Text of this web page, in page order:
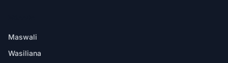
Maswali
Wasiliana